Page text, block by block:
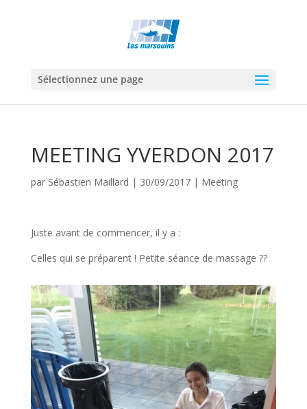
Sélectionnez une page
MEETING YVERDON 2017
par Sébastien Maillard | 30/09/2017| Meeting
Juste avant de commencer, il y a :
Celles qui se préparent ! Petite séance de massage ??